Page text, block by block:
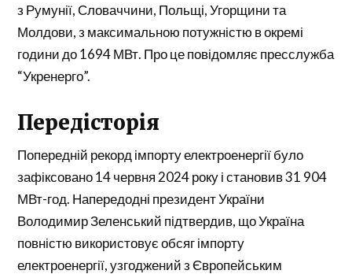
з Румунії, Словаччини, Польщі, Угорщини та
Молдови, з максимальною потужністю в окремі
години до 1694 МВт. Про це повідомляє пресслужба
“Укренерго”.
Передісторія
Попередній рекорд імпорту електроенергії було
зафіксовано 14 червня 2024 року і становив 31 904
МВт-год. Напередодні президент України
Володимир Зеленський підтвердив, що Україна
повністю використовує обсяг імпорту
електроенергії, узгоджений з Європейським